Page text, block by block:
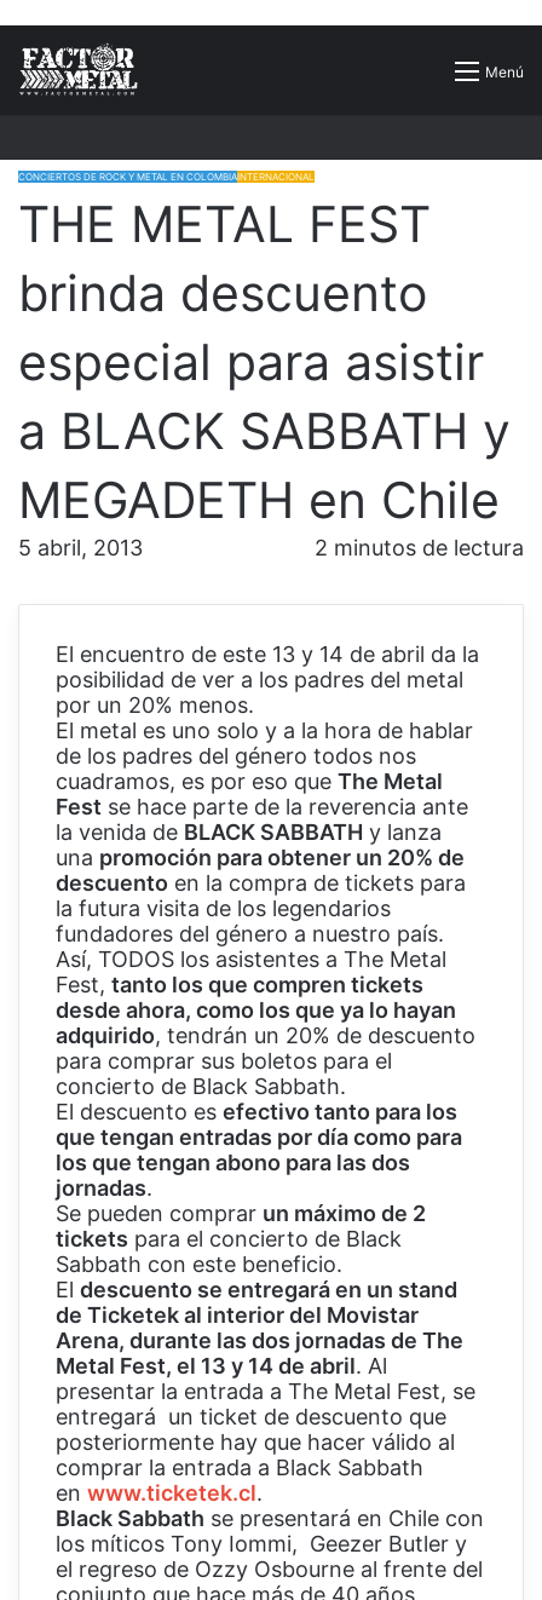
Menú
Buscar
CONCIERTOS DE ROCK Y METAL EN COLOMBIAINTERNACIONAL
THE METAL FEST
brinda descuento
especial para asistir
a BLACK SABBATH y
MEGADETH en Chile
5 abril, 2013 2 minutos de lectura
El encuentro de este 13 y 14 de abril da la
posibilidad de ver a los padres del metal
por un 20% menos.
El metal es uno solo y a la hora de hablar
de los padres del género todos nos
cuadramos, es por eso que The Metal
Fest se hace parte de la reverencia ante
la venida de BLACK SABBATH y lanza
una promoción para obtener un 20% de
descuento en la compra de tickets para
la futura visita de los legendarios
fundadores del género a nuestro país.
Así, TODOS los asistentes a The Metal
Fest, tanto los que compren tickets
desde ahora, como los que ya lo hayan
adquirido, tendrán un 20% de descuento
para comprar sus boletos para el
concierto de Black Sabbath.
El descuento es efectivo tanto para los
que tengan entradas por día como para
los que tengan abono para las dos
jornadas.
Se pueden comprar un máximo de 2
tickets para el concierto de Black
Sabbath con este beneficio.
El descuento se entregará en un stand
de Ticketek al interior del Movistar
Arena, durante las dos jornadas de The
Metal Fest, el 13 y 14 de abril. Al
presentar la entrada a The Metal Fest, se
entregará un ticket de descuento que
posteriormente hay que hacer válido al
comprar la entrada a Black Sabbath
en www.ticketek.cl.
Black Sabbath se presentará en Chile con
los míticos Tony Iommi, Geezer Butler y
el regreso de Ozzy Osbourne al frente del
conjunto que hace más de 40 años